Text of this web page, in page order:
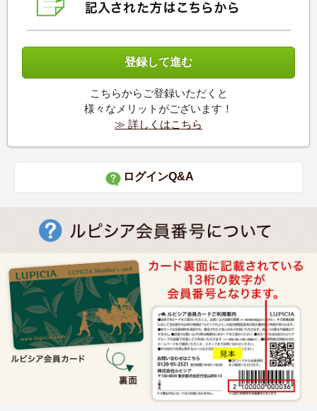
こちらからご登録いただくと
様々なメリットがございます！
≫ 詳しくはこちら